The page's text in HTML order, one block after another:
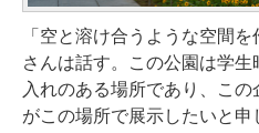
「空と溶け合うような空間
さんは話す。この公園は学
入れのある場所であり、こ
がこの場所で展示したいと申